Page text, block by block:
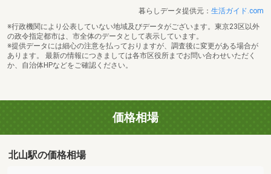
暮らしデータ提供元： 生活ガイド.com
※行政機関により公表していない地域及びデータがございます。東京23区以外
の政令指定都市は、市全体のデータとして表示しています。
※提供データには細心の注意を払っておりますが、調査後に変更がある場合が
あります。 最新の情報につきましては各市区役所までお問い合わせいただく
か、自治体HPなどをご確認ください。
価格相場
北山駅の価格相場